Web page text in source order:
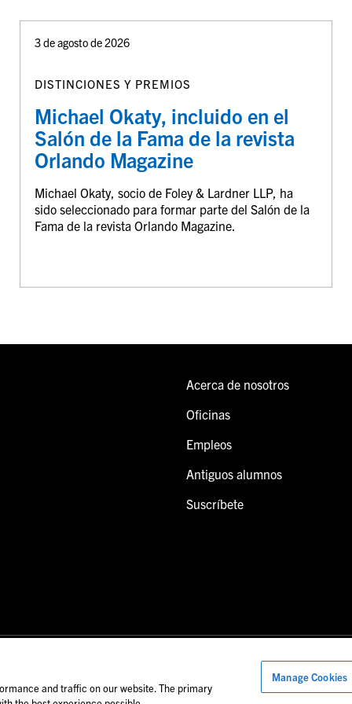
3 de agosto de 2026
DISTINCIONES Y PREMIOS
Michael Okaty, incluido en el
Salón de la Fama de la revista
Orlando Magazine
Michael Okaty, socio de Foley & Lardner LLP, ha
sido seleccionado para formar parte del Salón de la
Fama de la revista Orlando Magazine.
Acerca de nosotros
Oficinas
Empleos
Antiguos alumnos
Suscríbete
de Foley.
and traffic on our website. The primary
Manage Cookies